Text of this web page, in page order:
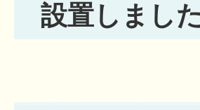
設置しました